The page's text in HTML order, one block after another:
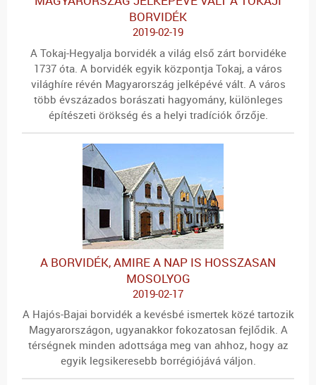
BORVIDÉK
2019-02-19
A Tokaj-Hegyalja borvidék a világ első zárt borvidéke
1737 óta. A borvidék egyik központja Tokaj, a város
világhíre révén Magyarország jelképévé vált. A város
több évszázados borászati hagyomány, különleges
építészeti örökség és a helyi tradíciók őrzője.
A BORVIDÉK, AMIRE A NAP IS HOSSZASAN
MOSOLYOG
2019-02-17
A Hajós-Bajai borvidék a kevésbé ismertek közé tartozik
Magyarországon, ugyanakkor fokozatosan fejlődik. A
térségnek minden adottsága meg van ahhoz, hogy az
egyik legsikeresebb borrégiójává váljon.